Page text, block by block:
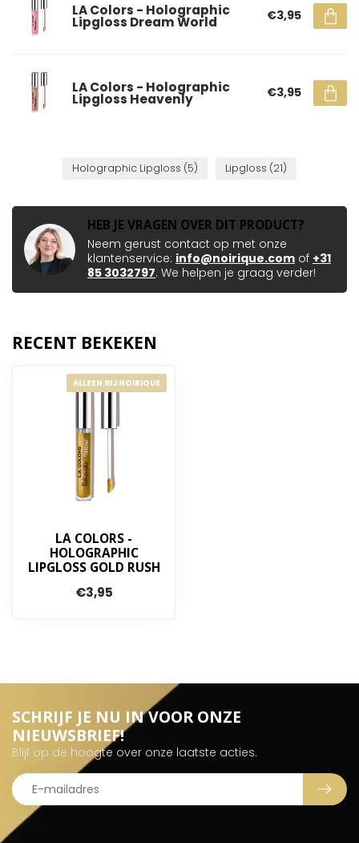
LA Colors - Holographic
Lipgloss Dream World €3,95
LA Colors - Holographic
Lipgloss Heavenly €3,95
Holographic Lipgloss (5) Lipgloss (21)
HEB JE VRAGEN OVER DIT PRODUCT?
Neem gerust contact op met onze
klantenservice: info@noirique.com of +31
85 3032797. We helpen je graag verder!
RECENT BEKEKEN
ALLEEN BIJ NOIRIQUE
LA COLORS -
HOLOGRAPHIC
LIPGLOSS GOLD RUSH
€3,95
SCHRIJF JE NU IN VOOR ONZE
NIEUWSBRIEF!
Blijf op de hoogte over onze laatste acties.